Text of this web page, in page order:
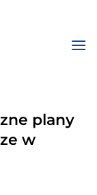
plany
w